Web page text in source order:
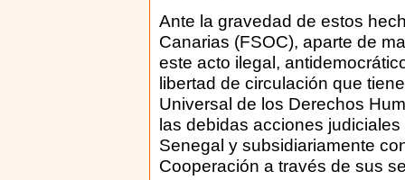
Ante la gravedad de estos
Canarias (FSOC), aparte de
este acto ilegal,
libertad de circulación que
Universal de los Derechos
las debidas acciones
Senegal y subsidiariamente
Cooperación a través de sus